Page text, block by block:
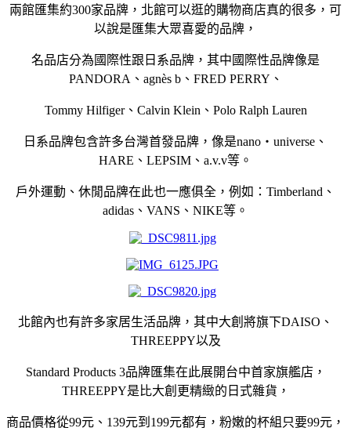
兩館匯集約300家品牌，北館可以逛的購物商店真的很多，可
以說是匯集大眾喜愛的品牌，
名品店分為國際性跟日系品牌 ， 其中 國際性品牌像是
PANDORA 、 agnès b、 FRED PERRY 、
Tommy Hilfiger、 Calvin Klein 、 Polo Ralph Lauren
日系品牌包含許多台灣首發品牌，像是nano ・ universe 、
HARE 、 LEPSIM 、 a.v.v等。
戶外運動、休閒品牌在此也一應俱全，例如： Timberland 、
adidas 、 VANS 、 NIKE等。
北館內也有許多家居生活品牌，其中大創將旗下DAISO 、
THREEPPY以及
Standard Products 3品牌匯集在此展開台中首家旗艦店，
THREEPPY是比大創更精緻的日式雜貨，
商品價格從99元、 139元到 199元都有，粉嫩的杯組只要99元，